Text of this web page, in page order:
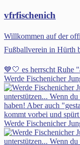
vfrfischenich
Willkommen auf der
Fußballverein in Hürth
💙🤍 es herrscht Ruhe
Werde Fischenicher
Werde Fischenicher